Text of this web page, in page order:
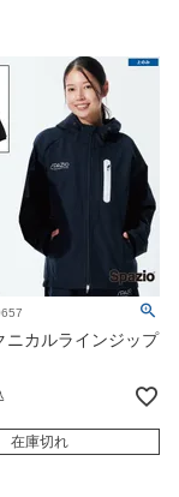
ニカルラインジップ
在庫切れ